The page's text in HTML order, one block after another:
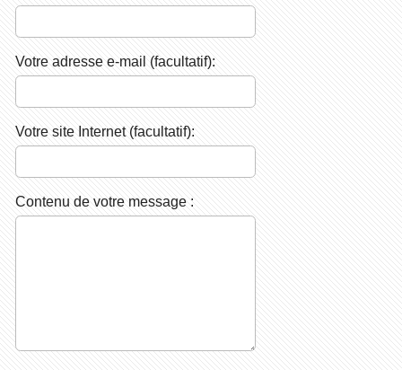
Votre adresse e-mail (facultatif):
Votre site Internet (facultatif):
Contenu de votre message :